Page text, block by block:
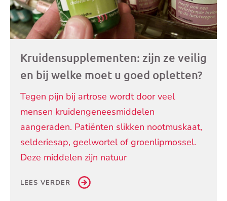
Kruidensupplementen: zijn ze veilig
en bij welke moet u goed opletten?
Tegen pijn bij artrose wordt door veel
mensen kruidengeneesmiddelen
aangeraden. Patiënten slikken nootmuskaat,
selderiesap, geelwortel of groenlipmossel.
Deze middelen zijn natuur
LEES VERDER